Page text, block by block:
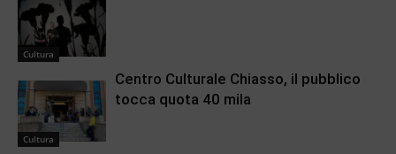
Cultura
Cultura
Centro Culturale Chiasso, il pubblico
tocca quota 40 mila